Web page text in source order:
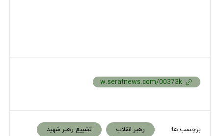
برچسب ها: رهبر انقلاب
تشییع رهبر شهید